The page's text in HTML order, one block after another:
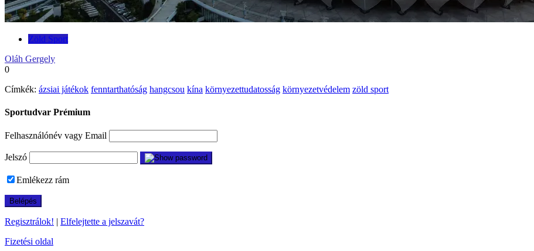
Zöld Sport
Oláh Gergely
0
Címkék: ázsiai játékok fenntarthatóság hangcsou kína környezettudatosság környezetvédelem zöld sport
Sportudvar Prémium
Felhasználónév vagy Email
Jelszó
Emlékezz rám
Regisztrálok! | Elfelejtette a jelszavát?
Fizetési oldal